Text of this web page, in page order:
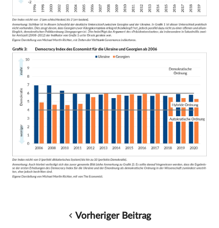
Vorheriger Beitrag